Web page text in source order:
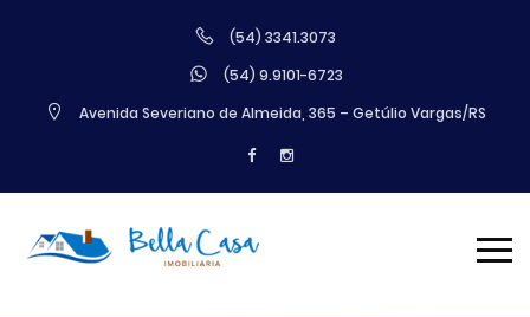
(54) 3341.3073
(54) 9.9101-6723
Avenida Severiano de Almeida, 365 – Getúlio Vargas/RS